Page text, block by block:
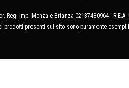
Imp. Monza e Brianza 02137480964 -
prodotti presenti sul sito sono puramente